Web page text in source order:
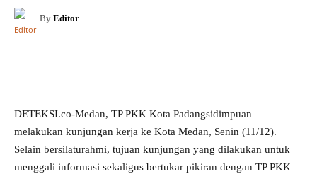
By Editor
DETEKSI.co-Medan, TP PKK Kota Padangsidimpuan
melakukan kunjungan kerja ke Kota Medan, Senin (11/12).
Selain bersilaturahmi, tujuan kunjungan yang dilakukan untuk
menggali informasi sekaligus bertukar pikiran dengan TP PKK